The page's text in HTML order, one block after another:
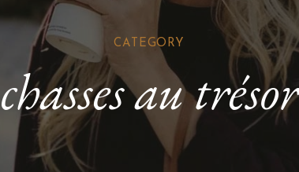
CATEGORY
chasses au trésor